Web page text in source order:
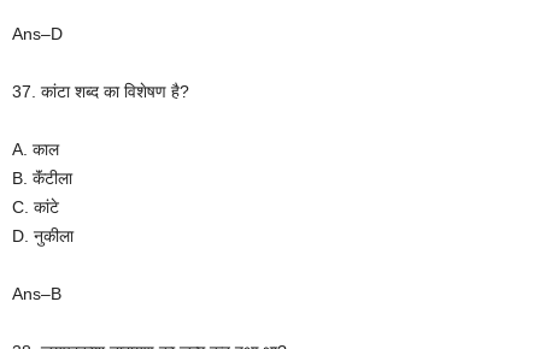
Ans–D
37. कांटा शब्द का विशेषण है?
A. काल
B. कॅंटीला
C. कांटे
D. नुकीला
Ans–B